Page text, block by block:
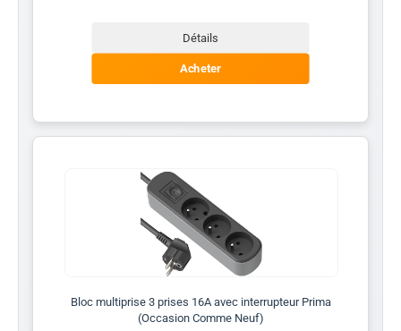
Détails
Acheter
Bloc multiprise 3 prises 16A avec interrupteur Prima
(Occasion Comme Neuf)